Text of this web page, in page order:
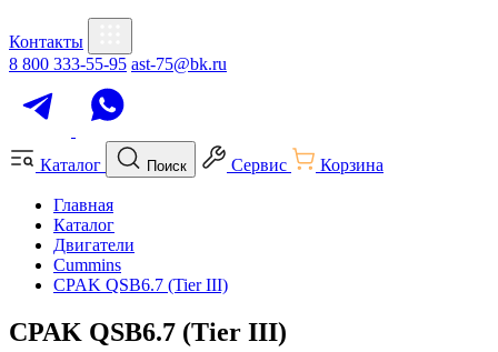
Контакты
8 800 333-55-95 ast-75@bk.ru
Каталог Поиск Сервис Корзина
Главная
Каталог
Двигатели
Cummins
CPAK QSB6.7 (Tier III)
CPAK QSB6.7 (Tier III)